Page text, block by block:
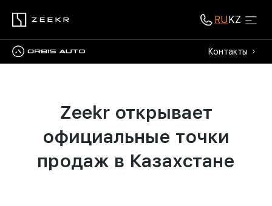
RUKZ
Контакты
Zeekr открывает
официальные точки
продаж в Казахстане